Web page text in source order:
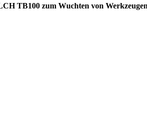
TB100 zum Wuchten von